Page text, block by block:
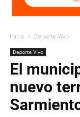
Inicio Deporte Vivo
Deporte Vivo
El
nuevo